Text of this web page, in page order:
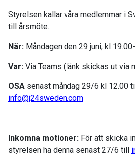
Styrelsen kallar våra medlemmar i
till årsmöte.
När: Måndagen den 29 juni, kl
Var: Via Teams (länk skickas ut via
OSA senast måndag 29/6 kl 12.00
info@j24sweden.com
Inkomna motioner: För att skicka
styrelsen ha denna senast 27/6 till